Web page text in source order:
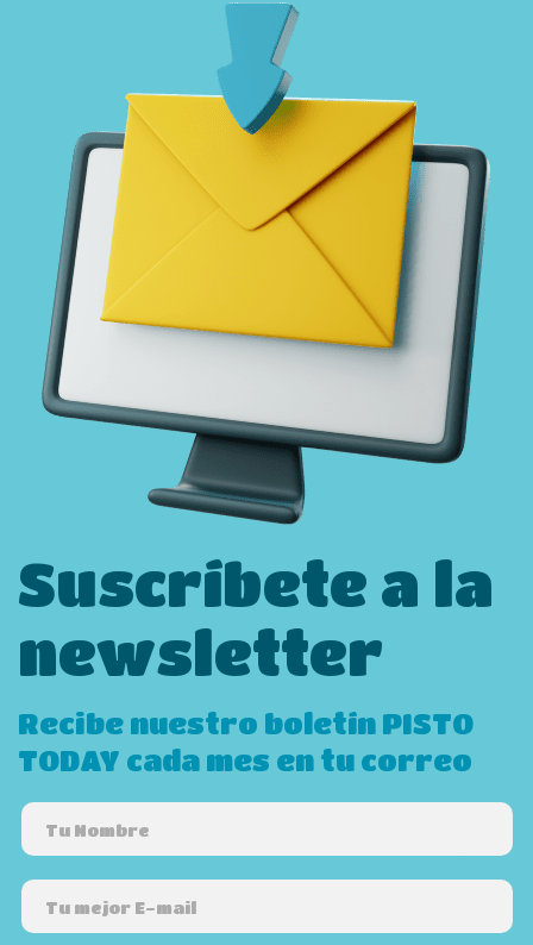
Suscríbete a la
newsletter
Recibe nuestro boletín PISTO
TODAY cada mes en tu correo